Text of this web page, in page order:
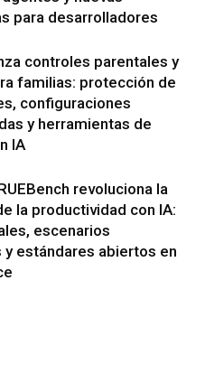
para desarrolladores
controles parentales y
familias: protección de
configuraciones
y herramientas de
IA
revoluciona la
la productividad con IA:
escenarios
y estándares abiertos en